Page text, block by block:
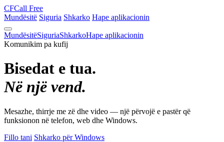
CFCall Free
Mundësitë Siguria Shkarko Hape aplikacionin
MundësitëSiguriaShkarkoHape aplikacionin
Komunikim pa kufij
Bisedat e tua.
Në një vend.
Mesazhe, thirrje me zë dhe video — një përvojë e pastër që
funksionon në telefon, web dhe Windows.
Fillo tani Shkarko për Windows